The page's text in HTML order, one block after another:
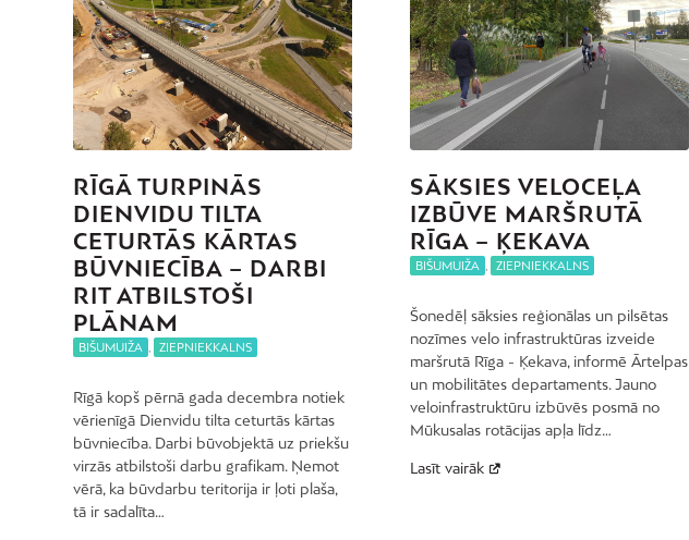
RĪGĀ TURPINĀS
DIENVIDU TILTA
CETURTĀS KĀRTAS
BŪVNIECĪBA – DARBI
RIT ATBILSTOŠI
PLĀNAM
BIŠUMUIŽA ZIEPNIEKKALNS
Rīgā kopš pērnā gada decembra notiek
vērienīgā Dienvidu tilta ceturtās kārtas
būvniecība. Darbi būvobjektā uz priekšu
virzās atbilstoši darbu grafikam. Ņemot
vērā, ka būvdarbu teritorija ir ļoti plaša,
tā ir sadalīta…
SĀKSIES VELOCEĻA
IZBŪVE MARŠRUTĀ
RĪGA – ĶEKAVA
BIŠUMUIŽA ZIEPNIEKKALNS
Šonedēļ sāksies reģionālas un pilsētas
nozīmes velo infrastruktūras izveide
maršrutā Rīga - Ķekava, informē Ārtelpas
un mobilitātes departaments. Jauno
veloinfrastruktūru izbūvēs posmā no
Mūkusalas rotācijas apļa līdz…
Lasīt vairāk